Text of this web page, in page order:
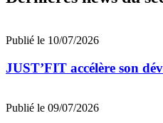
Publié le 10/07/2026
JUST’FIT accélère son
Publié le 09/07/2026